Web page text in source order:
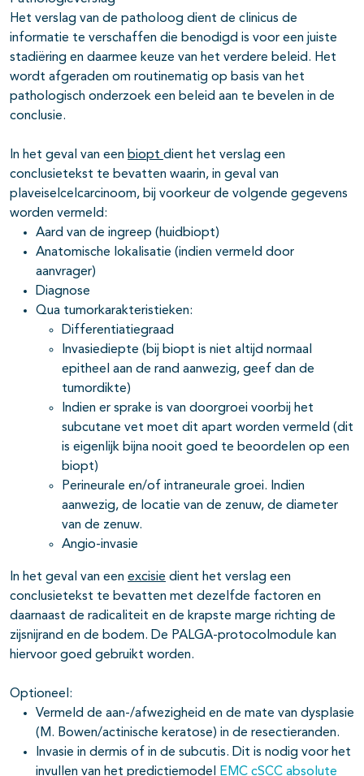
Het verslag van de patholoog dient de clinicus de
informatie te verschaffen die benodigd is voor een juiste
stadiëring en daarmee keuze van het verdere beleid. Het
wordt afgeraden om routinematig op basis van het
pathologisch onderzoek een beleid aan te bevelen in de
conclusie.
In het geval van een biopt dient het verslag een
conclusietekst te bevatten waarin, in geval van
plaveiselcelcarcinoom, bij voorkeur de volgende gegevens
worden vermeld:
Aard van de ingreep (huidbiopt)
Anatomische lokalisatie (indien vermeld door
aanvrager)
Diagnose
Qua tumorkarakteristieken:
Differentiatiegraad
Invasiediepte (bij biopt is niet altijd normaal
epitheel aan de rand aanwezig, geef dan de
tumordikte)
Indien er sprake is van doorgroei voorbij het
subcutane vet moet dit apart worden vermeld (dit
is eigenlijk bijna nooit goed te beoordelen op een
biopt)
Perineurale en/of intraneurale groei. Indien
aanwezig, de locatie van de zenuw, de diameter
van de zenuw.
Angio-invasie
In het geval van een excisie dient het verslag een
conclusietekst te bevatten met dezelfde factoren en
daarnaast de radicaliteit en de krapste marge richting de
zijsnijrand en de bodem. De PALGA-protocolmodule kan
hiervoor goed gebruikt worden.
Optioneel:
Vermeld de aan-/afwezigheid en de mate van dysplasie
(M. Bowen/actinische keratose) in de resectieranden.
Invasie in dermis of in de subcutis. Dit is nodig voor het
invullen van het predictiemodel
EMC cSCC absolute